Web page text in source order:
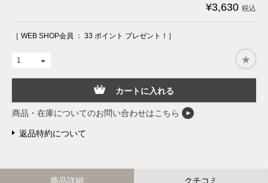
¥3,630 税込
［ WEB SHOP会員 ： 33 ポイント プレゼント！］
カートに入れる
商品・在庫についてのお問い合わせはこちら
返品特約について
商品詳細 クチコミ